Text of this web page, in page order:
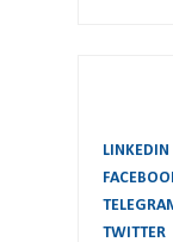
LINKEDIN
TWITTER